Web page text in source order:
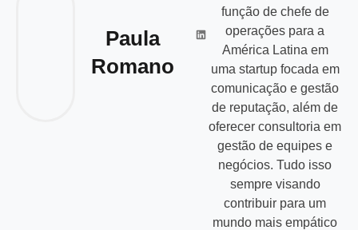
Paula
Romano
função de chefe de
operações para a
América Latina em
uma startup focada em
comunicação e gestão
de reputação, além de
oferecer consultoria em
gestão de equipes e
negócios. Tudo isso
sempre visando
contribuir para um
mundo mais empático